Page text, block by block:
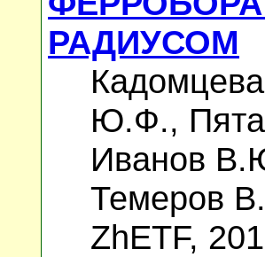
РАДИУСОМ
Ю.Ф.,
Иванов
Темеров
ZhETF,